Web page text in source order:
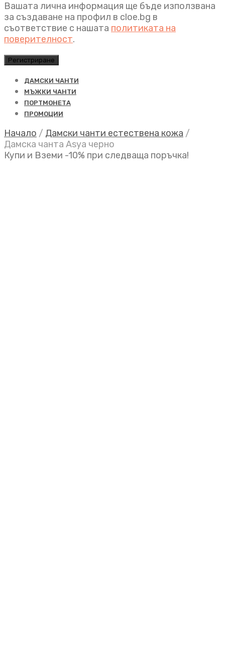
Вашата лична информация ще бъде използвана
за създаване на профил в cloe.bg в
съответствие с нашата политиката на
поверителност.
Регистриране
ДАМСКИ ЧАНТИ
МЪЖКИ ЧАНТИ
ПОРТМОНЕТА
ПРОМОЦИИ
Начало / Дамски чанти естествена кожа /
Дамска чанта Asya черно
Купи и Вземи -10% при следваща поръчка!